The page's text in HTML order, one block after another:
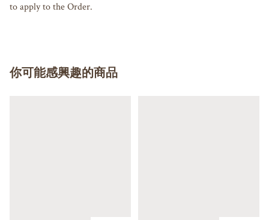
to apply to the Order.
你可能感興趣的商品